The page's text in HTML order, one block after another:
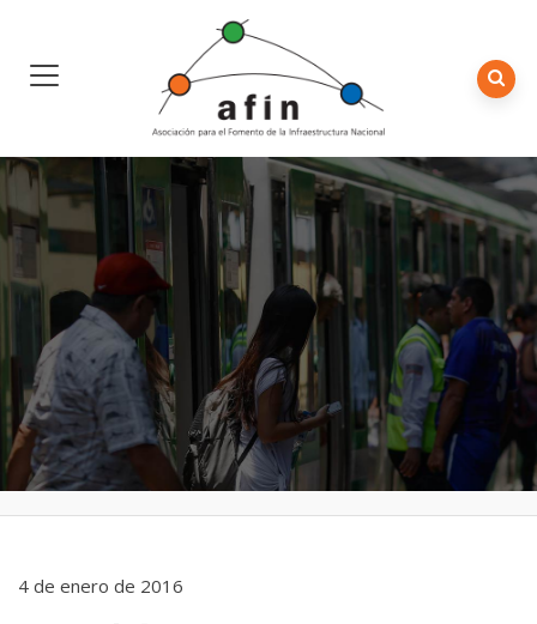
4 de enero de 2016